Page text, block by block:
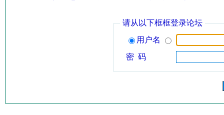
请从以下框框登录论坛
用户名
密 码